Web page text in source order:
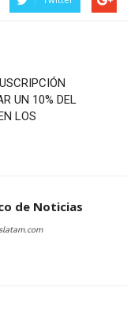
UN 10% DEL
LOS
de Noticias